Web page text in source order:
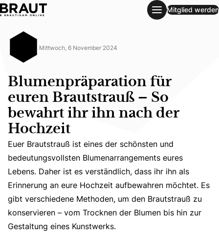
Blumenpräparation für euren Brautstrauß – So bewahrt ihr
Mitglied werden
Mittwoch, 6 November 2024
Blumenpräparation für
euren Brautstrauß – So
bewahrt ihr ihn nach der
Hochzeit
Euer Brautstrauß ist eines der schönsten und
Euer Brautstrauß ist eines der schönsten und
bedeutungsvollsten Blumenarrangements eures
Lebens. Daher ist es verständlich, dass ihr ihn als
Erinnerung an eure Hochzeit aufbewahren möchtet. Es
gibt verschiedene Methoden, um den Brautstrauß zu
konservieren – vom Trocknen der Blumen bis hin zur
Gestaltung eines Kunstwerks.